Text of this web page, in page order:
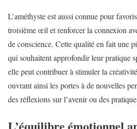
L’améthyste est aussi connue pour
troisième œil et renforcer la connexion
de conscience. Cette qualité en fait une
qui souhaitent approfondir leur pratique
elle peut contribuer à stimuler la
ouvrant ainsi les portes à de nouvelles
des réflexions sur l’avenir ou des